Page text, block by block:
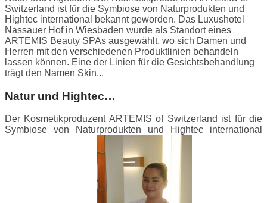
Switzerland ist für die Symbiose von Naturprodukten und
Hightec international bekannt geworden. Das Luxushotel
Nassauer Hof in Wiesbaden wurde als Standort eines
ARTEMIS Beauty SPAs ausgewählt, wo sich Damen und
Herren mit den verschiedenen Produktlinien behandeln
lassen können. Eine der Linien für die Gesichtsbehandlung
trägt den Namen Skin...
Natur und Hightec…
Der Kosmetikproduzent ARTEMIS of Switzerland ist für die
Symbiose von Naturprodukten und Hightec international